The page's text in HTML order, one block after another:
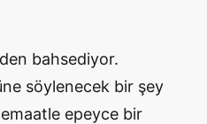
bahsediyor.
söylenecek bir şey
epeyce bir